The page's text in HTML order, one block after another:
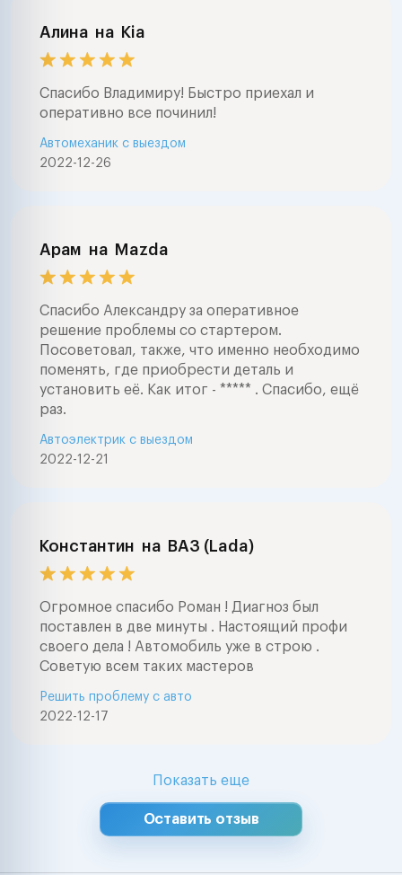
Алина на Kia
Спасибо Владимиру! Быстро приехал и
оперативно все починил!
2022-12-26
Автомеханик с выездом
Арам на Mazda
Спасибо Александру за оперативное
решение проблемы со стартером.
Посоветовал, также, что именно необходимо
поменять, где приобрести деталь и
установить её. Как итог - ***** . Спасибо, ещё
раз.
2022-12-21
Автоэлектрик с выездом
Константин на ВАЗ (Lada)
Огромное спасибо Роман ! Диагноз был
поставлен в две минуты . Настоящий профи
своего дела ! Автомобиль уже в строю .
Советую всем таких мастеров
2022-12-17
Решить проблему с авто
Показать еще
Оставить отзыв